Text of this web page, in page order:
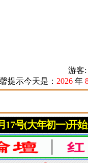
游
提示今天是： 2026 年